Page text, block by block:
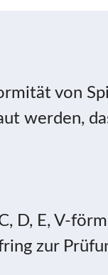
von
werden,
D, E, V-
zur